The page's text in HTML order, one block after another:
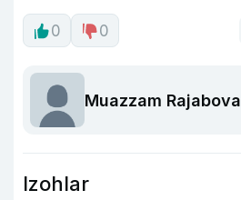
0 0
Muazzam Rajabova
Izohlar